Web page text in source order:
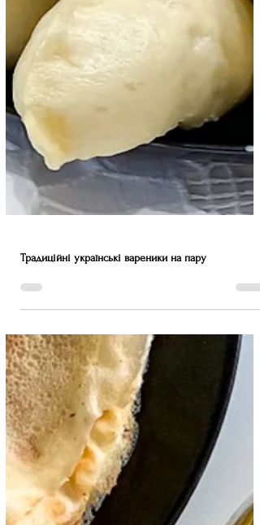
Традиційні українські вареники на пару